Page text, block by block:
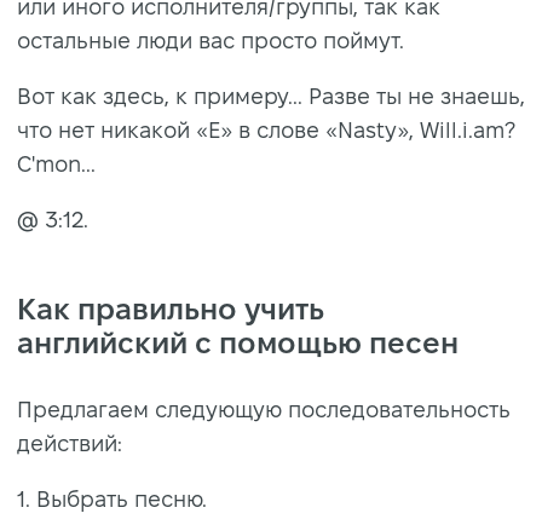
или иного исполнителя/группы, так как
остальные люди вас просто поймут.
Вот как здесь, к примеру... Разве ты не знаешь,
что нет никакой «E» в слове «Nasty», Will.i.am?
C'mon...
@ 3:12.
Как правильно учить
английский с помощью песен
Предлагаем следующую последовательность
действий:
1. Выбрать песню.